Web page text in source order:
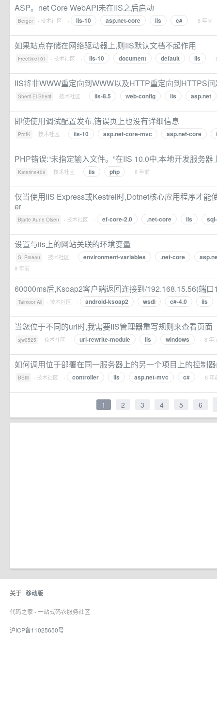
ASP。net Core WebAPI未在IIS之后启动
Berger · 技术社区 · iis-10 asp.net-core iis c# · 8 年前
如果站点存储在网络驱动器上,则IIS默认文档不起作用
Freetime101 · 技术社区 · iis-10 document default iis ·
IIS将非WWW重定向到WWW以及HTTP重定向到HTTPS问
Sherif El Sherif · 技术社区 · iis-8.5 web-config iis asp.net
即使使用调试配置发布,错误页上也没有详细信息
ProfK · 技术社区 · iis-10 asp.net-core-mvc asp.net-core
PHP错误:“未指定输入文件。”在IIS 10.0中,本地开发服务器
Katerine459 · 技术社区 · iis php · 8 年前
仅当使用IIS Express或Kestrel时,Dotnet核心应用程序才能
er
Bjarte Aune Olsen · 技术社区 · ef-core-2.0 .net-core iis
设置与iis上的网站关联的环境变量
S. Pineau · 技术社区 · environment-variables .net-core
8 年前
60000ms后,Ksoap2客户端返回连接到/192.168.15.56(端口
Taimoor Ali · 技术社区 · android-ksoap2 wsdl c#-4.0 iis
当您位于不同的url时,我需要IIS管理器重写规则来查看页面
sjw0525 · 技术社区 · url-rewrite-module iis windows · 8 年
如何调用位于部署在同一服务器上的另一个项目上的控制
BStill · 技术社区 · controller iis asp.net-mvc c# · 8 年
1 2 3 4 5 6
关于 移动版
代码之家 - 一站式码农服务社区
沪ICP备11025650号